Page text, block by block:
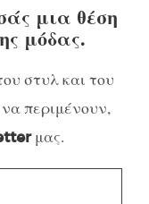
μια θέση
μόδας.
στυλ και του
περιμένουν,
μας.